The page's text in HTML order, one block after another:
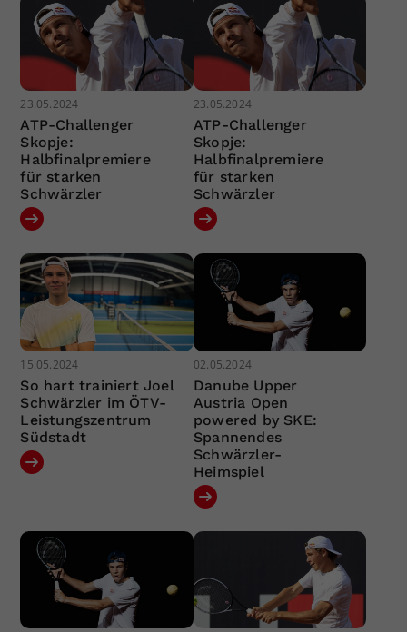
23.05.2024
ATP-Challenger
Skopje:
Halbfinalpremiere
für starken
Schwärzler
23.05.2024
ATP-Challenger
Skopje:
Halbfinalpremiere
für starken
Schwärzler
15.05.2024
So hart trainiert Joel
Schwärzler im ÖTV-
Leistungszentrum
Südstadt
02.05.2024
Danube Upper
Austria Open
powered by SKE:
Spannendes
Schwärzler-
Heimspiel